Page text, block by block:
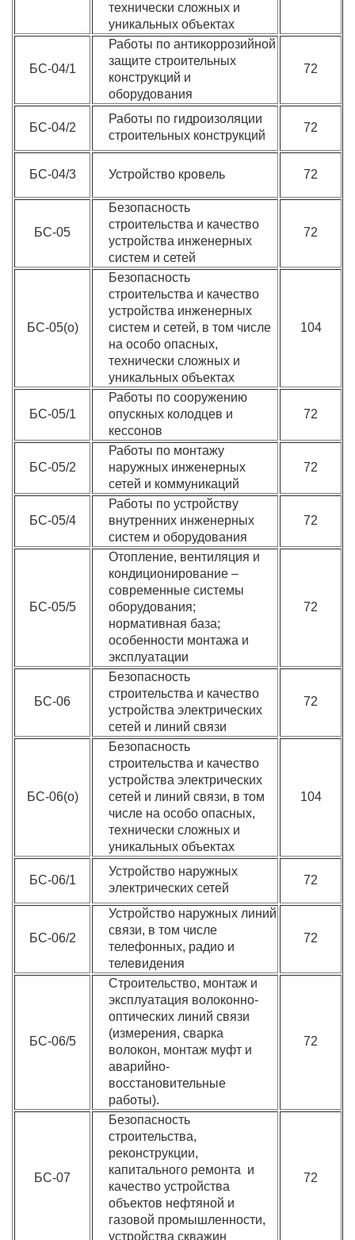
технически сложных и
уникальных объектах
БС-04/1
Работы по антикоррозийной
защите строительных
конструкций и
оборудования
72
БС-04/2
Работы по гидроизоляции
строительных конструкций
72
БС-04/3 Устройство кровель 72
БС-05
Безопасность
строительства и качество
устройства инженерных
систем и сетей
72
БС-05(о)
Безопасность
строительства и качество
устройства инженерных
систем и сетей, в том числе
на особо опасных,
технически сложных и
уникальных объектах
104
БС-05/1
Работы по сооружению
опускных колодцев и
кессонов
72
БС-05/2
Работы по монтажу
наружных инженерных
сетей и коммуникаций
72
БС-05/4
Работы по устройству
внутренних инженерных
систем и оборудования
72
БС-05/5
Отопление, вентиляция и
кондиционирование –
современные системы
оборудования;
нормативная база;
особенности монтажа и
эксплуатации
72
БС-06
Безопасность
строительства и качество
устройства электрических
сетей и линий связи
72
БС-06(о)
Безопасность
строительства и качество
устройства электрических
сетей и линий связи, в том
числе на особо опасных,
технически сложных и
уникальных объектах
104
БС-06/1
Устройство наружных
электрических сетей
72
БС-06/2
Устройство наружных линий
связи, в том числе
телефонных, радио и
телевидения
72
БС-06/5
Строительство, монтаж и
эксплуатация волоконно-
оптических линий связи
(измерения, сварка
волокон, монтаж муфт и
аварийно-
восстановительные
работы).
72
БС-07
Безопасность
строительства,
реконструкции,
капитального ремонта и
качество устройства
объектов нефтяной и
газовой промышленности,
устройства скважин
72